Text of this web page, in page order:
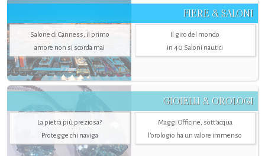
FIERE & SALONI
Salone di Canness, il primo
amore non si scorda mai
Il giro del mondo
in 40 Saloni nautici
GIOIELLI & OROLOGI
La pietra più preziosa?
Protegge chi naviga
Maggi Officine, sott’acqua
l'orologio ha un valore immenso